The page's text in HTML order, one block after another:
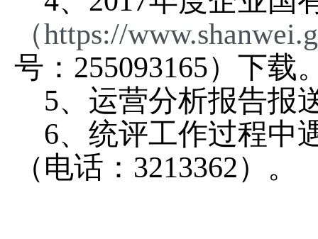
（https://
号：255093165）下载
5、运营分析报告报
6、统评工作过程中
（电话：3213362）。